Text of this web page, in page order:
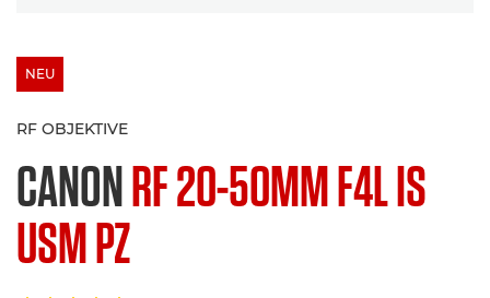
NEU
RF OBJEKTIVE
CANONRF 20-50MM F4L IS
USM PZ